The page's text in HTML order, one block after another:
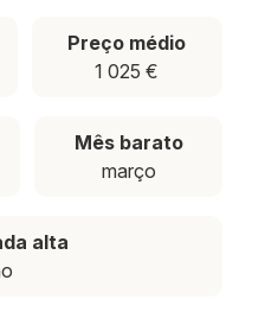
Preço médio
1 025 €
Mês barato
março
alta